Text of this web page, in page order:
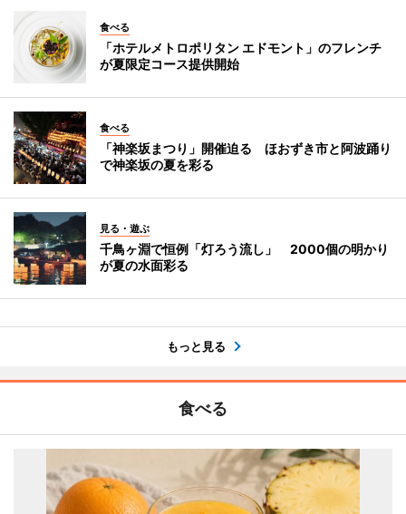
食べる
「ホテルメトロポリタン エドモント」のフレンチ
が夏限定コース提供開始
食べる
「神楽坂まつり」開催迫る ほおずき市と阿波踊り
で神楽坂の夏を彩る
見る・遊ぶ
千鳥ヶ淵で恒例「灯ろう流し」 2000個の明かり
が夏の水面彩る
もっと見る
食べる